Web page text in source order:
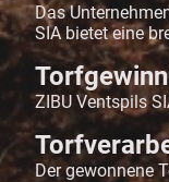
Das
SIA bietet eine
ZIBU Ventspils
Der gewonnene